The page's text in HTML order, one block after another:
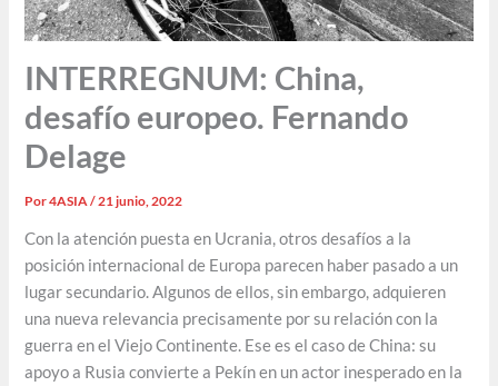
INTERREGNUM: China,
desafío europeo. Fernando
Delage
Por4ASIA/ 21 junio, 2022
Con la atención puesta en Ucrania, otros desafíos a la
posición internacional de Europa parecen haber pasado a un
lugar secundario. Algunos de ellos, sin embargo, adquieren
una nueva relevancia precisamente por su relación con la
guerra en el Viejo Continente. Ese es el caso de China: su
apoyo a Rusia convierte a Pekín en un actor inesperado en la